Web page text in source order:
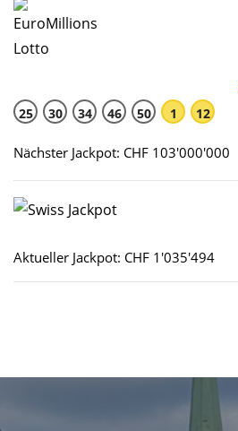
25 30 34 46 50 1 12
Nächster Jackpot: CHF 103'000'000
Aktueller Jackpot: CHF 1'035'494